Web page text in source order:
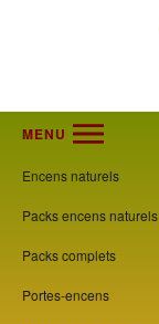
MENU
Encens naturels
Packs encens naturels
Packs complets
Portes-encens